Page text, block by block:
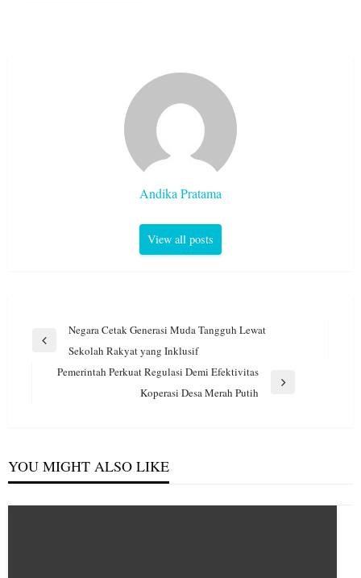
Andika Pratama
View all posts
Navigasi
pos
Previous
Negara Cetak Generasi Muda Tangguh Lewat
Sekolah Rakyat yang Inklusif
Pemerintah Perkuat Regulasi Demi Efektivitas
Koperasi Desa Merah Putih
YOU MIGHT ALSO LIKE